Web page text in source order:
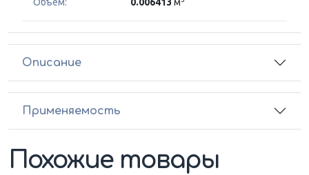
Описание
Применяемость
Похожие товары